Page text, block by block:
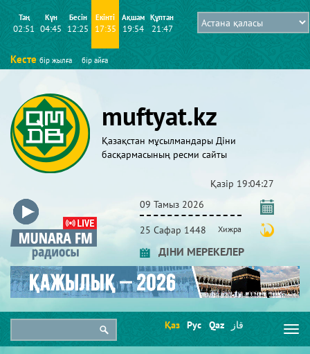
Таң
02:51
Күн
04:45
Бесін
12:25
Екінті
17:35
Ақшам
19:54
Құптан
21:47
Кесте бір жылға бір айға
muftyat.kz
Қазақстан мұсылмандары Діни
басқармасының ресми сайты
Қазір 19:04:28
09 Тамыз 2026
25 Сафар 1448 Хижра
ДІНИ МЕРЕКЕЛЕР
Қаз Рус Qaz قاز